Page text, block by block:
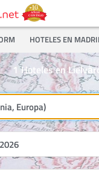
HOTELES EN
Hoteles en
1